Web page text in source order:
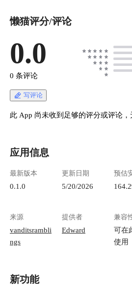
懒猫评分/评论
0.0
0 条评论
写评论
此 App 尚未收到足够的评分或评论，
应用信息
最新版本
0.1.0
更新日期
5/20/2026
预估
来源
vanditsrambli
ngs
提供者
Edward
兼容
可在
使用
新功能